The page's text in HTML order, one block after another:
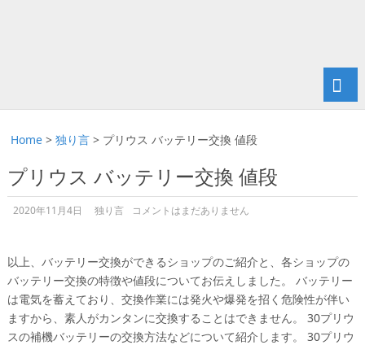
Home> 独り言> プリウス バッテリー交換 値段
プリウス バッテリー交換 値段
2020年11月4日 独り言 コメントはまだありません
以上、バッテリー交換ができるショップのご紹介と、各ショップの
バッテリー交換の特徴や値段についてお伝えしました。 バッテリー
は電気を蓄えており、交換作業には発火や爆発を招く危険性が伴い
ますから、素人がカンタンに交換することはできません。 30プリウ
スの補機バッテリーの交換方法などについて紹介します。 30プリウ